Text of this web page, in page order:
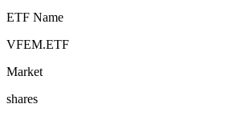
ETF Name
VFEM.ETF
Market
shares